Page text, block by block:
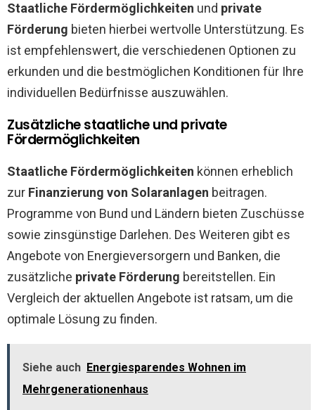
Staatliche Fördermöglichkeiten und private
Förderung bieten hierbei wertvolle Unterstützung. Es
ist empfehlenswert, die verschiedenen Optionen zu
erkunden und die bestmöglichen Konditionen für Ihre
individuellen Bedürfnisse auszuwählen.
Zusätzliche staatliche und private
Fördermöglichkeiten
Staatliche Fördermöglichkeiten können erheblich
zur Finanzierung von Solaranlagen beitragen.
Programme von Bund und Ländern bieten Zuschüsse
sowie zinsgünstige Darlehen. Des Weiteren gibt es
Angebote von Energieversorgern und Banken, die
zusätzliche private Förderung bereitstellen. Ein
Vergleich der aktuellen Angebote ist ratsam, um die
optimale Lösung zu finden.
Siehe auch Energiesparendes Wohnen im
Mehrgenerationenhaus